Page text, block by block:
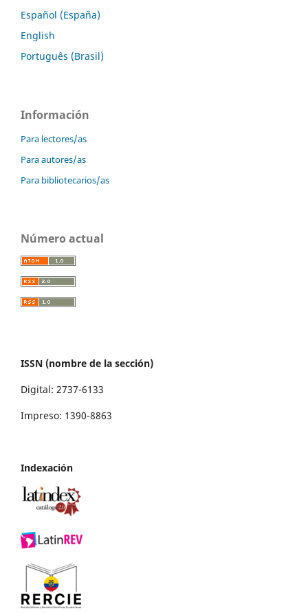
Español (España)
English
Português (Brasil)
Información
Para lectores/as
Para autores/as
Para bibliotecarios/as
Número actual
ISSN (nombre de la sección)
Digital: 2737-6133
Impreso: 1390-8863
Indexación